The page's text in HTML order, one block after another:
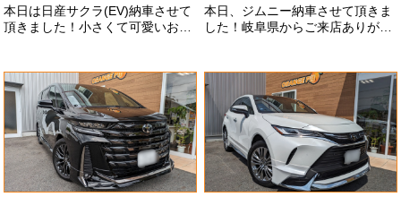
本日は日産サクラ(EV)納車させて
頂きました！小さくて可愛いお車
#x1f60a;#x1f60a;M様ありがとう
ございました#x1f60a;
本日、ジムニー納車させて頂きま
した！岐阜県からご来店ありがと
ープンカントリー、ホイールと、
可愛い仕様になりました！これか
らもよろしくお願いします
#x1f647;#x200d;#x2640;#xfe0f;